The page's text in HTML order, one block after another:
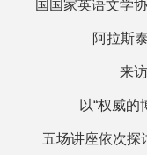
国国家英语文学
阿拉斯
来
以“权威的
五场讲座依次探